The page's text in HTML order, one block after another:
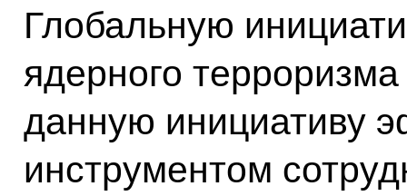
Глобальную
ядерного
данную инициативу
инструментом